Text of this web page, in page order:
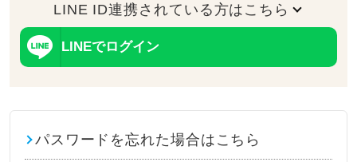
LINE ID連携されている方はこちら
LINEでログイン
パスワードを忘れた場合はこちら